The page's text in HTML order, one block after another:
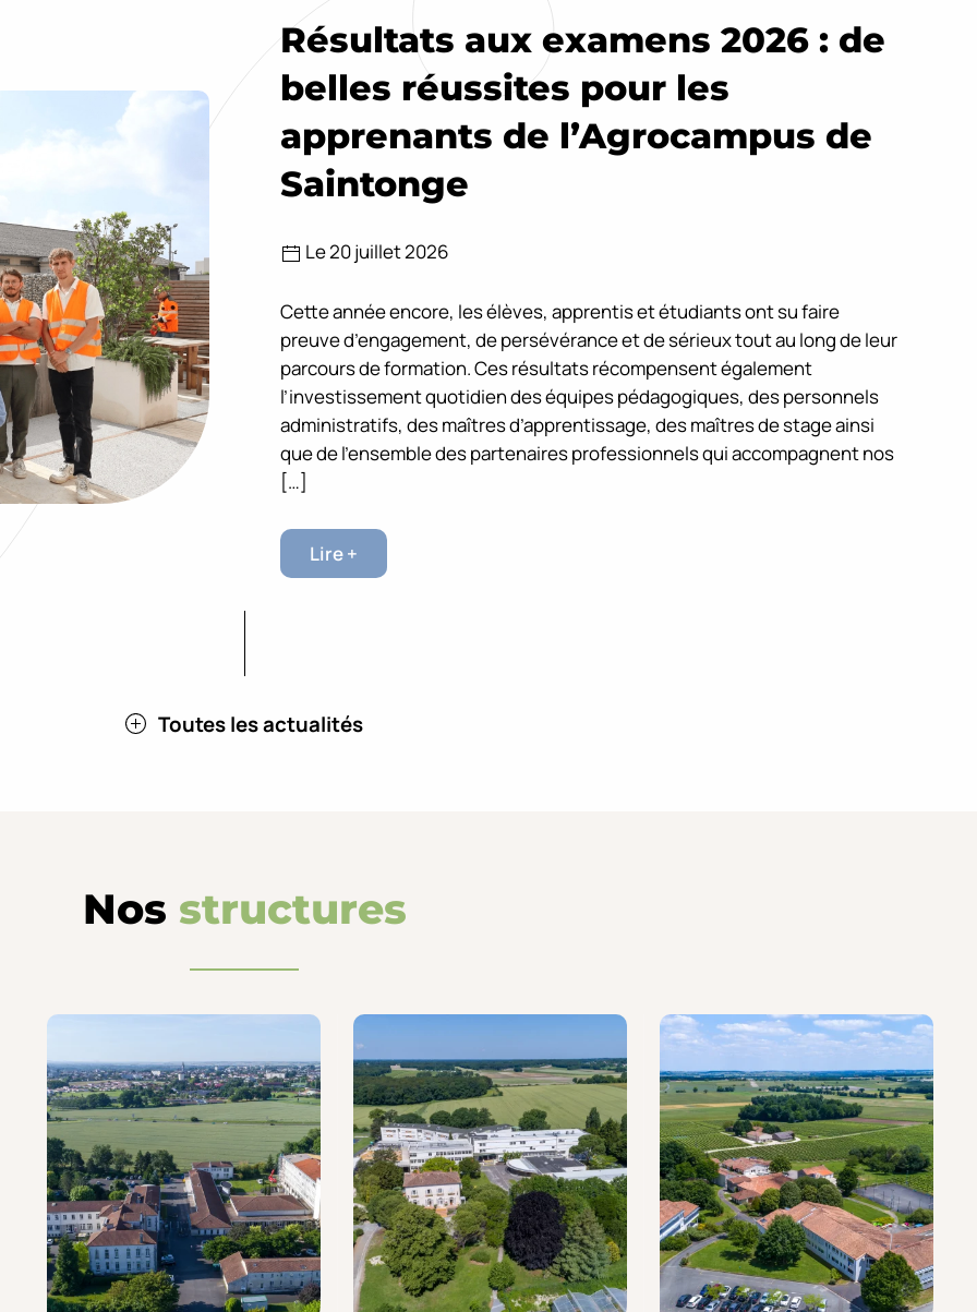
Résultats aux examens 2026 : de
belles réussites pour les
apprenants de l’Agrocampus de
Saintonge
Le 20 juillet 2026
Cette année encore, les élèves, apprentis et étudiants ont su faire
preuve d’engagement, de persévérance et de sérieux tout au long de leur
parcours de formation. Ces résultats récompensent également
l’investissement quotidien des équipes pédagogiques, des personnels
administratifs, des maîtres d’apprentissage, des maîtres de stage ainsi
que de l’ensemble des partenaires professionnels qui accompagnent nos
[…]
Lire +
Toutes les actualités
Nos structures